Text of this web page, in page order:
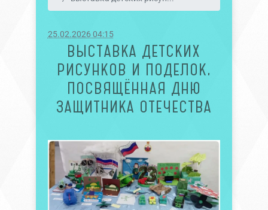
25.02.2026 04:15
ВЫСТАВКА ДЕТСКИХ
РИСУНКОВ И ПОДЕЛОК,
ПОСВЯЩЁННАЯ ДНЮ
ЗАЩИТНИКА ОТЕЧЕСТВА